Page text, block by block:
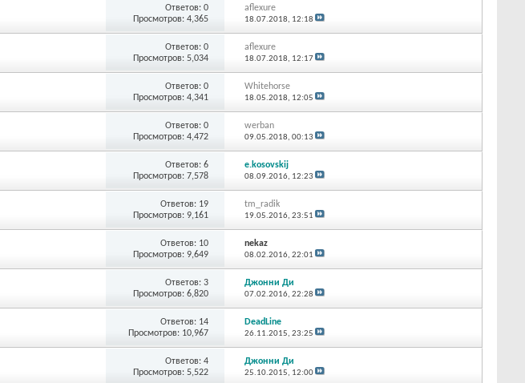
Ответов:0
Просмотров: 4,365
aflexure
18.07.2018, 12:18
Ответов:0
Просмотров: 5,034
aflexure
18.07.2018, 12:17
Ответов:0
Просмотров: 4,341
Whitehorse
18.05.2018, 12:05
Ответов:0
Просмотров: 4,472
werban
09.05.2018, 00:13
Ответов:6
Просмотров: 7,578
e.kosovskij
08.09.2016, 12:23
Ответов: 19
Просмотров: 9,161
tm_radik
19.05.2016, 23:51
Ответов: 10
Просмотров: 9,649
nekaz
08.02.2016, 22:01
Ответов:3
Просмотров: 6,820
Джонни Ди
07.02.2016, 22:28
Ответов: 14
Просмотров: 10,967
DeadLine
26.11.2015, 23:25
Ответов:4
Просмотров: 5,522
Джонни Ди
25.10.2015, 12:00